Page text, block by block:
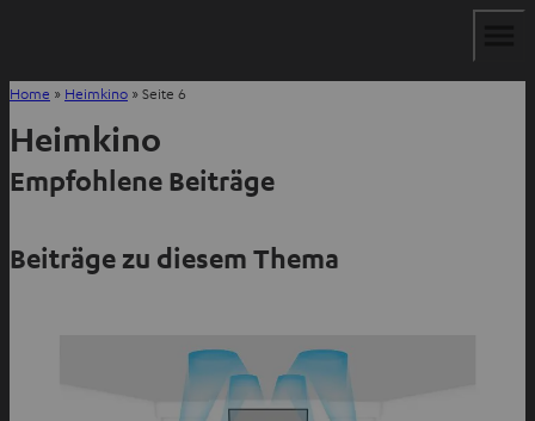
Home » Heimkino »Seite 6
Heimkino
Empfohlene Beiträge
Beiträge zu diesem Thema